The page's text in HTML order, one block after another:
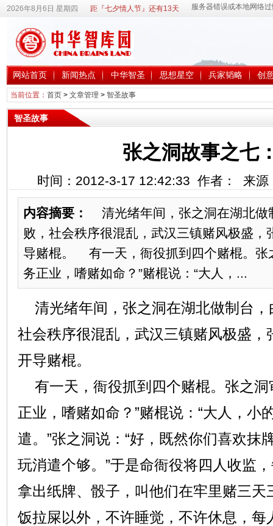
2026年8月6日 星期四 距『七夕情人节』还有13天
网站首页 新闻热点 中华智圣 思想星空 兵家韬略 创
当前位置： 首页> 文章管理 > 智圣故事
智圣故事
张之洞故事之七
时间：2012-3-17 12:42:33 作者： 来
内容摘要：
清光绪年间，张之洞在湖北做
败，社会秩序很混乱，武汉三镇赌风极盛，
导赌棍。 有一天，衙役抓到四个赌棍。张
务正业，嗜赌如命？”赌棍说：“大人，...
清光绪年间，张之洞在湖北做制台，
社会秩序很混乱，武汉三镇赌风极盛，
开导赌棍。
有一天，衙役抓到四个赌棍。张之洞
正业，嗜赌如命？”赌棍说：“大人，小
遣。”张之洞说：“好，既然你们喜欢抹
玩消遣个够。”于是命衙役将四人收监
拿出纸牌、骰子，叫他们在牢里赌三天
饭拉屎以外，不许睡觉，不许休息，每